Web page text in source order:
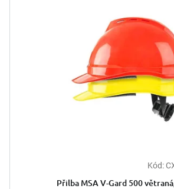
Kód:
Přilba MSA V-Gard 500